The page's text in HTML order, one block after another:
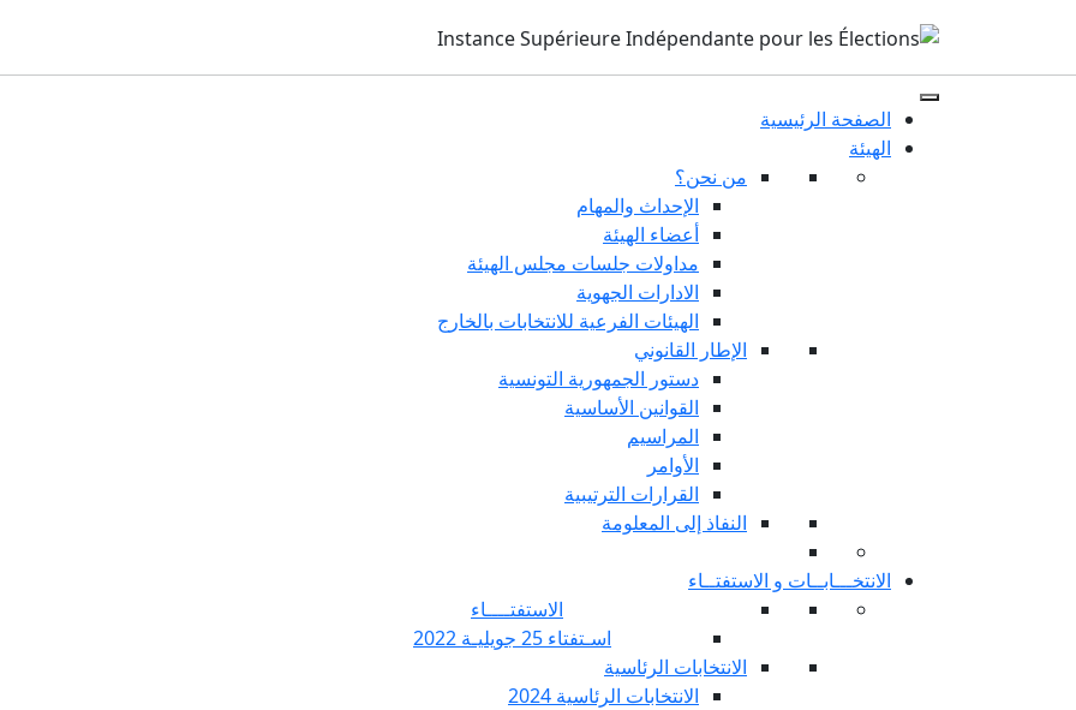
الصفحة الرئيسية
الهيئة
من نحن؟
الإحداث والمهام
أعضاء الهيئة
مداولات جلسات مجلس الهيئة
الادارات الجهوية
الهيئات الفرعية للانتخابات بالخارج
الإطار القانوني
دستور الجمهورية التونسية
القوانين الأساسية
المراسيم
الأوامر
القرارات الترتيبية
النفاذ إلى المعلومة
الانتخـــابــات و الاستفتــاء
الاستفتــــاء
اسـتفتاء 25 جويليـة 2022
الانتخابات الرئاسية
الانتخابات الرئاسية 2024